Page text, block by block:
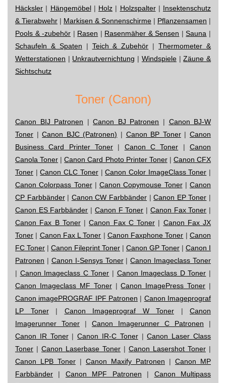
Häcksler | Hängemöbel| Holz | Holzspalter| Insektenschutz
& Tierabwehr | Markisen & Sonnenschirme | Pflanzensamen |
Pools & -zubehör | Rasen | Rasenmäher & Sensen |Sauna |
Schaufeln & Spaten | Teich & Zubehör |Thermometer &
Wetterstationen | Unkrautvernichtung | Windspiele|Zäune &
Sichtschutz
Toner (Canon)
Canon BIJ Patronen |Canon BJ Patronen | Canon BJ-W
Toner |Canon BJC (Patronen) | Canon BP Toner|Canon
Business Card Printer Toner | Canon C Toner |Canon
Canola Toner |Canon Card Photo Printer Toner| Canon CFX
Toner |Canon CLC Toner|Canon Color ImageClass Toner |
Canon Colorpass Toner| Canon Copymouse Toner| Canon
CP Farbbänder| Canon CW Farbbänder |Canon EP Toner |
Canon ES Farbbänder | Canon F Toner | Canon Fax Toner |
Canon Fax B Toner|Canon Fax C Toner | Canon Fax JX
Toner | Canon Fax L Toner | Canon Faxphone Toner |Canon
FC Toner | Canon Fileprint Toner | Canon GP Toner | Canon I
Patronen | Canon I-Sensys Toner|Canon Imageclass Toner
| Canon Imageclass C Toner | Canon Imageclass D Toner |
Canon Imageclass MF Toner|Canon ImagePress Toner |
Canon imagePROGRAF IPF Patronen | Canon Imageprograf
LP Toner| Canon Imageprograf W Toner | Canon
Imagerunner Toner | Canon Imagerunner C Patronen |
Canon IR Toner|Canon IR-C Toner|Canon Laser Class
Toner | Canon Laserbase Toner | Canon Lasershot Toner |
Canon LPB Toner | Canon Maxify Patronen | Canon MP
Farbbänder | Canon MPF Patronen | Canon Multipass